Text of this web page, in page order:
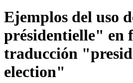
Ejemplos del uso
présidentielle" en
traducción
election"